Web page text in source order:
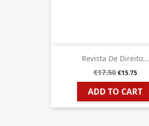
Revista De Direito...
€17.50 €15.75
ADD TO CART